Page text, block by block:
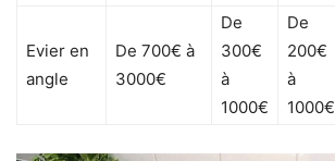
Evier en
angle
De 700€ à
3000€
De
300€
à
1000€
De
200€
à
1000€